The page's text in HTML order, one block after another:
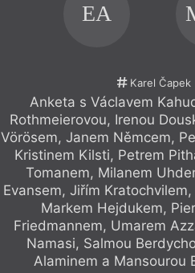
EA
Karel Čapek
Anketa s Václavem
Rothmeierovou, Irenou
Vörösem, Janem Němcem,
Kristinem Kilsti, Petrem
Tomanem, Milanem
Evansem, Jiřím
Markem Hejdukem,
Friedmannem, Umarem
Namasi, Salmou
Alaminem a Mansourou